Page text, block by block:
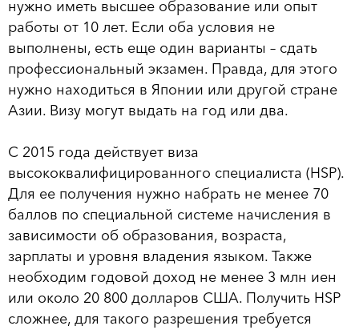
нужно иметь высшее образование или опыт
работы от 10 лет. Если оба условия не
выполнены, есть еще один варианты – сдать
профессиональный экзамен. Правда, для этого
нужно находиться в Японии или другой стране
Азии. Визу могут выдать на год или два.
С 2015 года действует виза
высококвалифицированного специалиста (HSP).
Для ее получения нужно набрать не менее 70
баллов по специальной системе начисления в
зависимости об образования, возраста,
зарплаты и уровня владения языком. Также
необходим годовой доход не менее 3 млн иен
или около 20 800 долларов США. Получить HSP
сложнее, для такого разрешения требуется